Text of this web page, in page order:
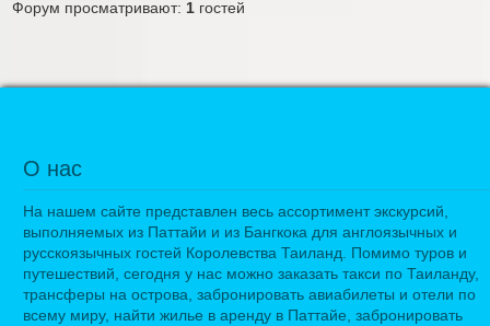
Форум просматривают: 1 гостей
О нас
На нашем сайте представлен весь ассортимент экскурсий,
выполняемых из Паттайи и из Бангкока для англоязычных и
русскоязычных гостей Королевства Таиланд. Помимо туров и
путешествий, сегодня у нас можно заказать такси по Таиланду,
трансферы на острова, забронировать авиабилеты и отели по
всему миру, найти жилье в аренду в Паттайе, забронировать